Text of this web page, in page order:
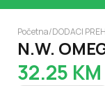
Početna/DODACI
N.W.
32.25 KM